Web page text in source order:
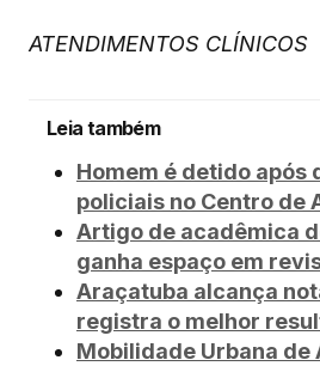
ATENDIMENTOS CLÍNICOS
Leia também
Homem é detido após
policiais no Centro de
Artigo de acadêmica
ganha espaço em
Araçatuba alcança
registra o melhor
Mobilidade Urbana de